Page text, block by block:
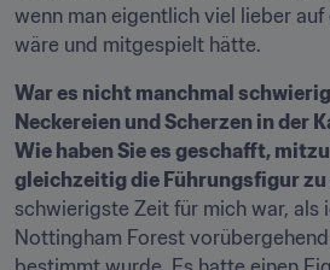
wenn man eigentlich viel lieber
wäre und mitgespielt hätte.
War es nicht manchmal
Neckereien und Scherzen in der
Wie haben Sie es geschafft,
gleichzeitig die Führungsfigur zu
schwierigste Zeit für mich war, als
Nottingham Forest